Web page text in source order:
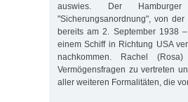
auswies. Der
"Sicherungsanordnung", von
bereits am 2. September 1938
einem Schiff in Richtung USA
nachkommen. Rachel
Vermögensfragen zu vertreten
aller weiteren Formalitäten, die